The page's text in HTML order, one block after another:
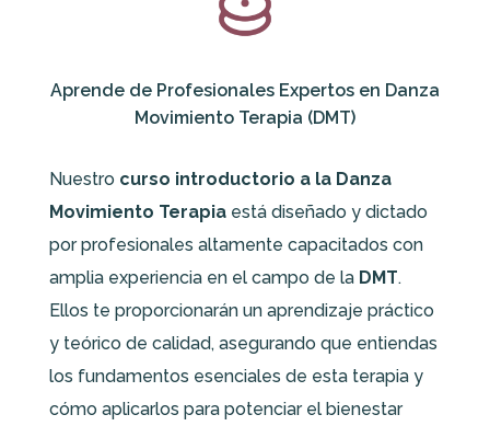
Aprende de Profesionales Expertos en Danza
Movimiento Terapia (DMT)
Nuestro curso introductorio a la Danza
Movimiento Terapiaestá diseñado y dictado
por profesionales altamente capacitados con
amplia experiencia en el campo de la DMT.
Ellos te proporcionarán un aprendizaje práctico
y teórico de calidad, asegurando que entiendas
los fundamentos esenciales de esta terapia y
cómo aplicarlos para potenciar el bienestar